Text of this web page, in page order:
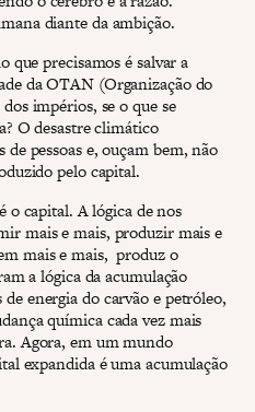
diante da ambição.
que precisamos é salvar a
da OTAN (Organização do
impérios, se o que se
O desastre climático
pessoas e, ouçam bem, não
pelo capital.
o capital. A lógica de nos
mais e mais, produzir mais e
mais e mais, produz o
a lógica da acumulação
energia do carvão e petróleo,
química cada vez mais
Agora, em um mundo
expandida é uma acumulação